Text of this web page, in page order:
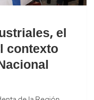
el
contexto